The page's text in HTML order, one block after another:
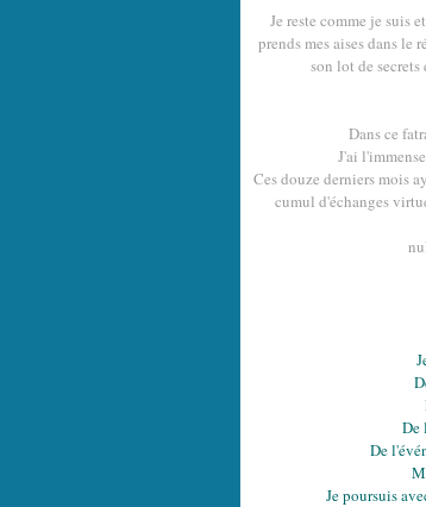
Je reste comme je suis
prends mes aises dans le
son lot de
Dans ce
J'ai
Ces douze derniers mois
cumul d'échanges
De
De
Je poursuis